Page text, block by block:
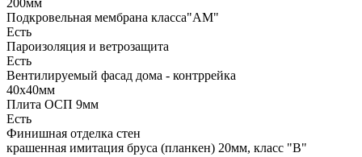
Подкровельная мембрана класса"АМ"
Есть
Пароизоляция и ветрозащита
Есть
Вентилируемый фасад дома - контррейка
40х40мм
Плита ОСП 9мм
Есть
Финишная отделка стен
крашенная имитация бруса (планкен) 20мм, класс "В"